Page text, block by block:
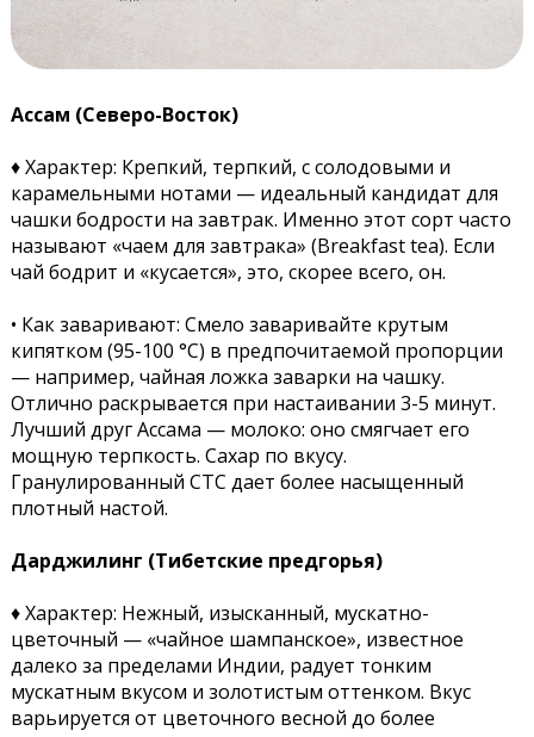
Ассам (Северо-Восток)
♦ Характер: Крепкий, терпкий, с солодовыми и
карамельными нотами — идеальный кандидат для
чашки бодрости на завтрак. Именно этот сорт часто
называют «чаем для завтрака» (Breakfast tea). Если
чай бодрит и «кусается», это, скорее всего, он.
• Как заваривают: Смело заваривайте крутым
кипятком (95-100 °C) в предпочитаемой пропорции
— например, чайная ложка заварки на чашку.
Отлично раскрывается при настаивании 3-5 минут.
Лучший друг Ассама — молоко: оно смягчает его
мощную терпкость. Сахар по вкусу.
Гранулированный CTC дает более насыщенный
плотный настой.
Дарджилинг (Тибетские предгорья)
♦ Характер: Нежный, изысканный, мускатно-
цветочный — «чайное шампанское», известное
далеко за пределами Индии, радует тонким
мускатным вкусом и золотистым оттенком. Вкус
варьируется от цветочного весной до более